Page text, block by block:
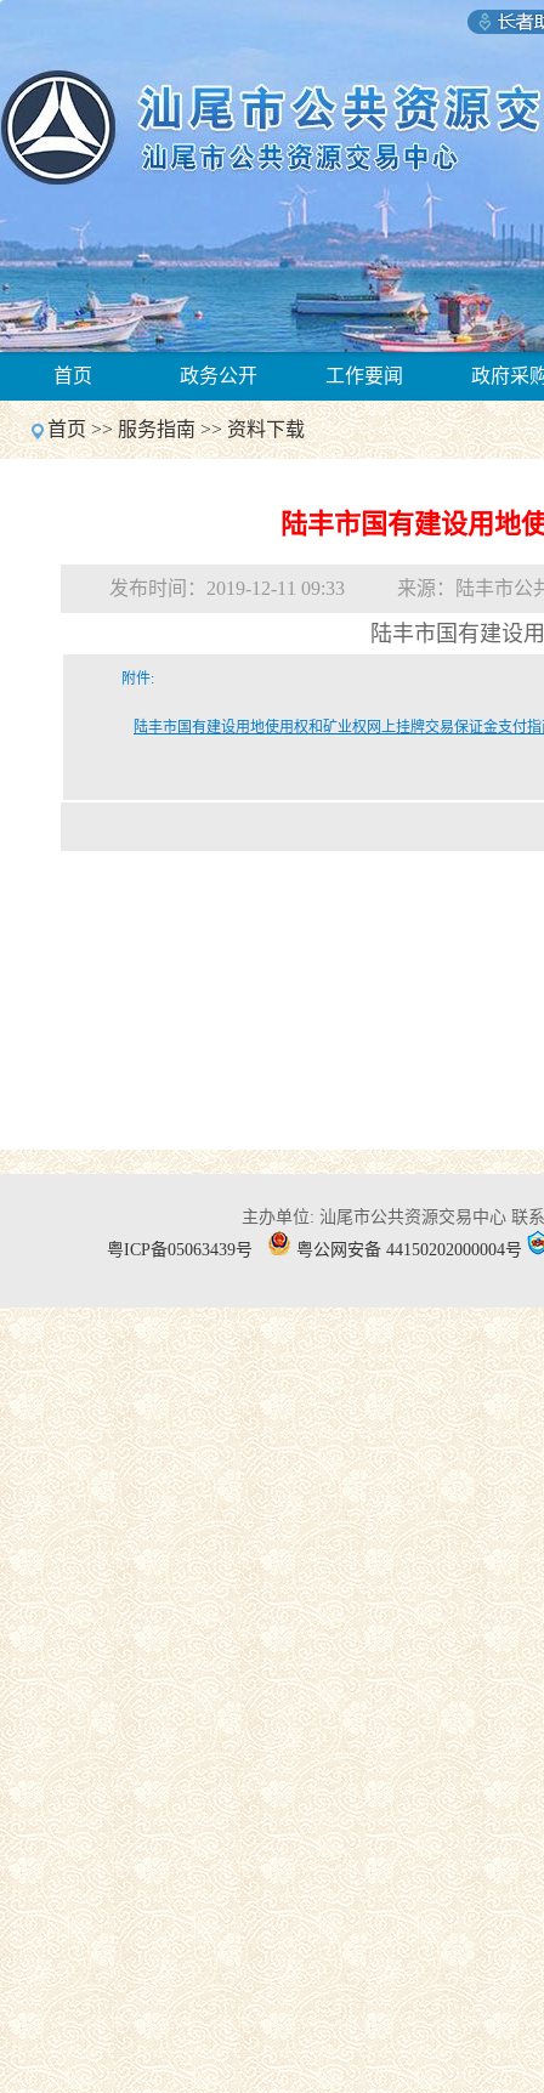
Previous
Next
1
首页 政务公开 工作要闻 政府采
首页>>服务指南>>资料下载
陆丰市国有建设用地
发布时间：2019-12-11 09:33 来源：陆丰市公
陆丰市国有建设
附件:
陆丰市国有建设用地使用权和矿业权网上挂牌交易保证金支付指
主办单位: 汕尾市公共资源交易中心 联
粤ICP备05063439号
粤公网安备 44150202000004号